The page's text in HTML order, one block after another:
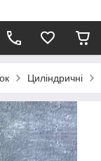
Циліндричні